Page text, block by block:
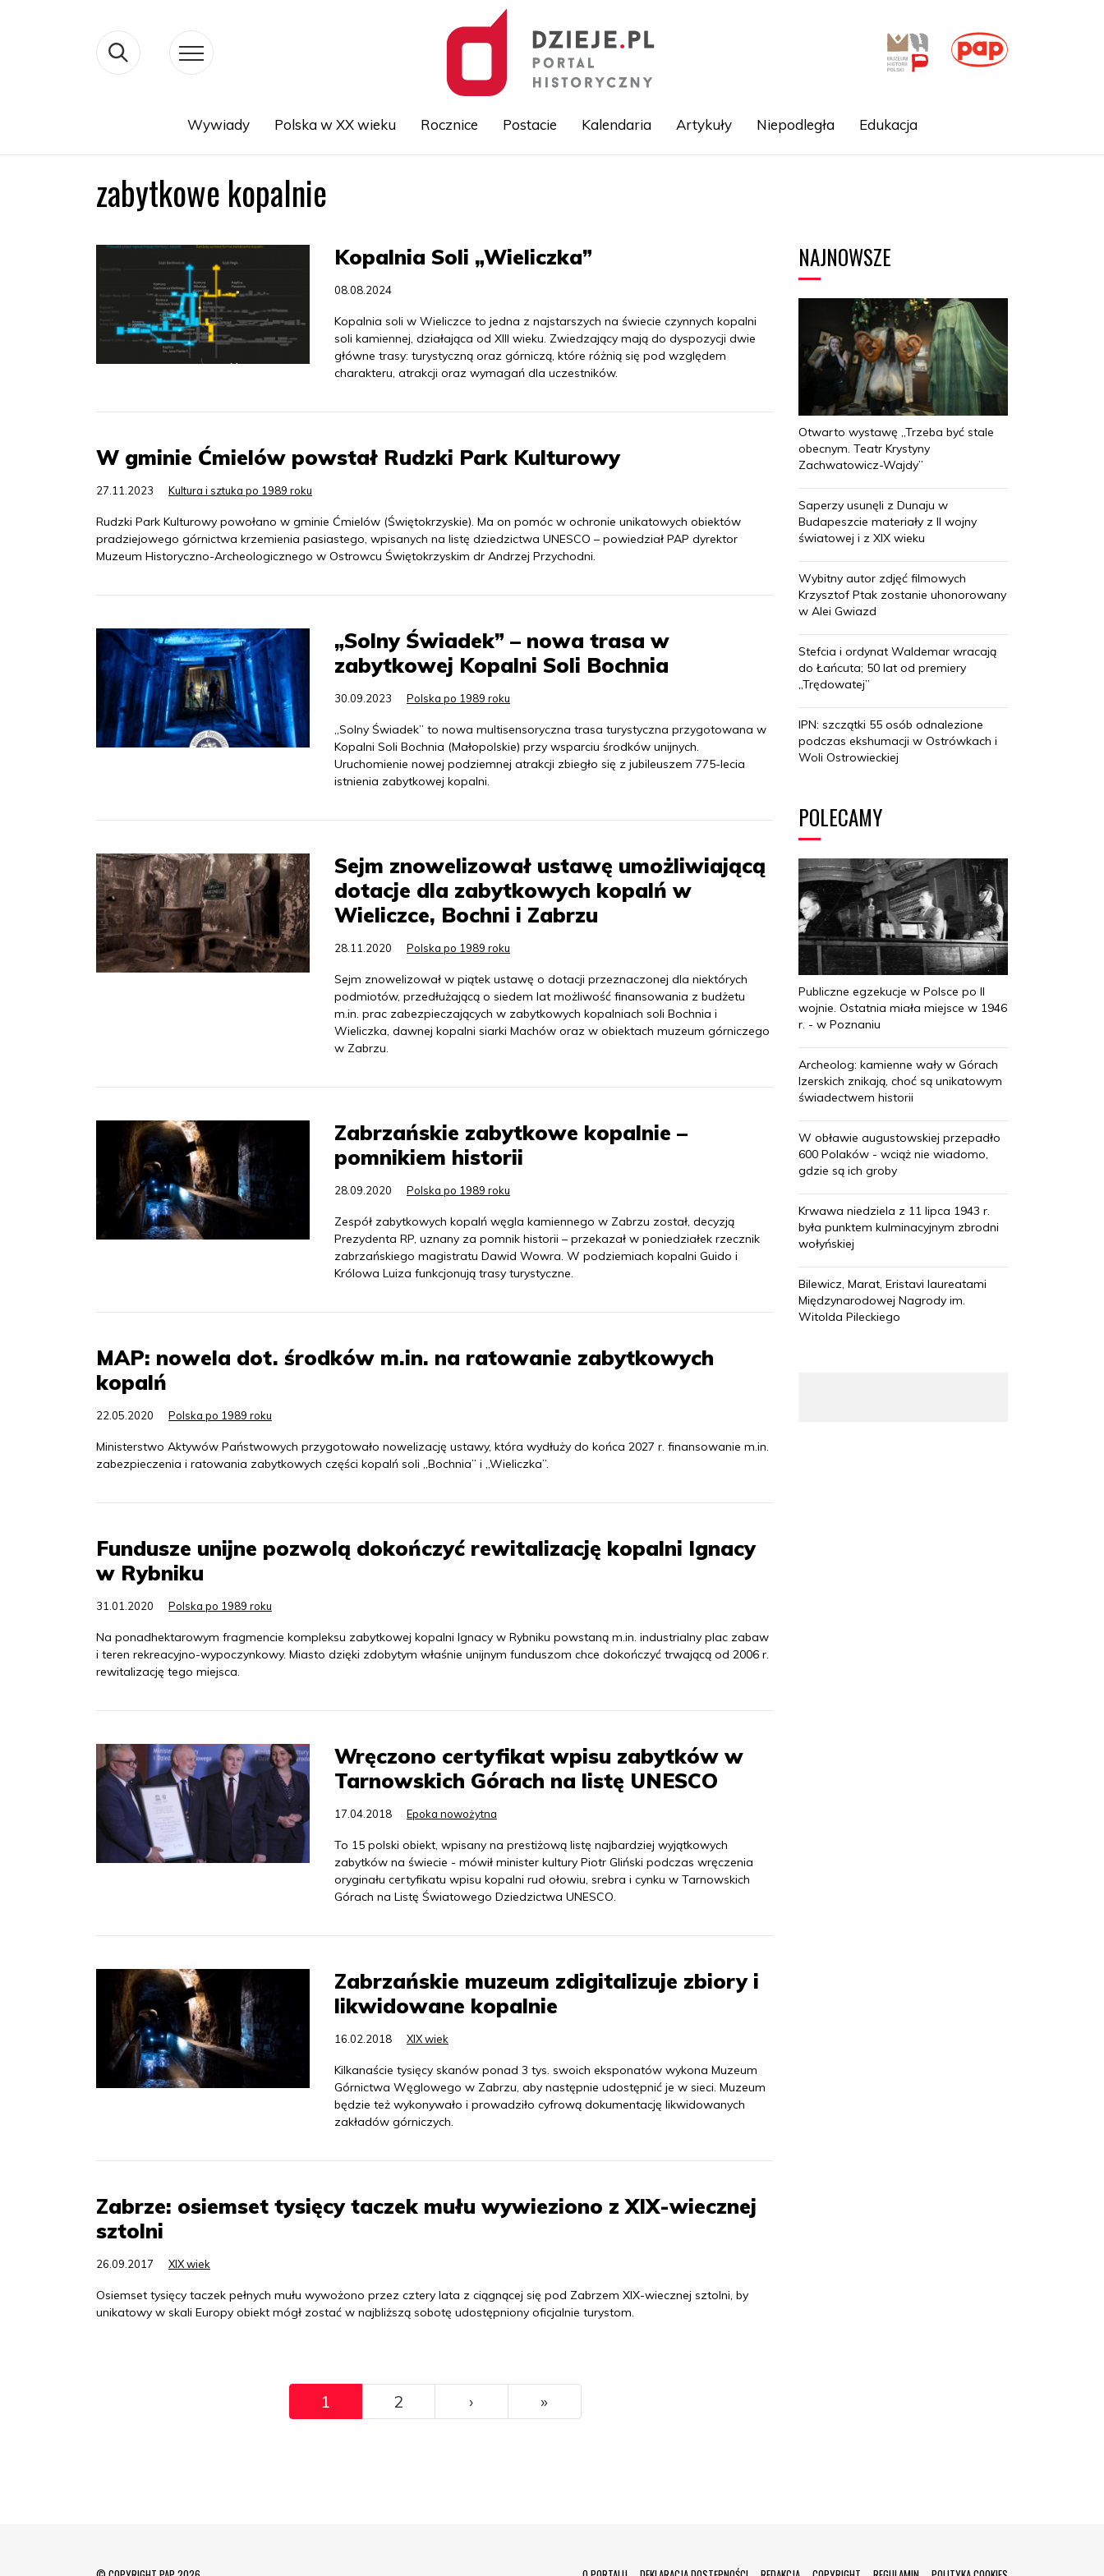
Wywiady Polska w XX wieku Rocznice Postacie Kalendaria Artykuły Niepodległa Edukacja
zabytkowe kopalnie
Kopalnia Soli „Wieliczka”
08.08.2024
Kopalnia soli w Wieliczce to jedna z najstarszych na świecie czynnych kopalni
soli kamiennej, działająca od XIII wieku. Zwiedzający mają do dyspozycji dwie
główne trasy: turystyczną oraz górniczą, które różnią się pod względem
charakteru, atrakcji oraz wymagań dla uczestników.
W gminie Ćmielów powstał Rudzki Park Kulturowy
27.11.2023 Kultura i sztuka po 1989 roku
Rudzki Park Kulturowy powołano w gminie Ćmielów (Świętokrzyskie). Ma on pomóc w ochronie unikatowych obiektów
pradziejowego górnictwa krzemienia pasiastego, wpisanych na listę dziedzictwa UNESCO – powiedział PAP dyrektor
Muzeum Historyczno-Archeologicznego w Ostrowcu Świętokrzyskim dr Andrzej Przychodni.
„Solny Świadek” – nowa trasa w
zabytkowej Kopalni Soli Bochnia
30.09.2023 Polska po 1989 roku
„Solny Świadek” to nowa multisensoryczna trasa turystyczna przygotowana w
Kopalni Soli Bochnia (Małopolskie) przy wsparciu środków unijnych.
Uruchomienie nowej podziemnej atrakcji zbiegło się z jubileuszem 775-lecia
istnienia zabytkowej kopalni.
Sejm znowelizował ustawę umożliwiającą
dotacje dla zabytkowych kopalń w
Wieliczce, Bochni i Zabrzu
28.11.2020 Polska po 1989 roku
Sejm znowelizował w piątek ustawę o dotacji przeznaczonej dla niektórych
podmiotów, przedłużającą o siedem lat możliwość finansowania z budżetu
m.in. prac zabezpieczających w zabytkowych kopalniach soli Bochnia i
Wieliczka, dawnej kopalni siarki Machów oraz w obiektach muzeum górniczego
w Zabrzu.
Zabrzańskie zabytkowe kopalnie –
pomnikiem historii
28.09.2020 Polska po 1989 roku
Zespół zabytkowych kopalń węgla kamiennego w Zabrzu został, decyzją
Prezydenta RP, uznany za pomnik historii – przekazał w poniedziałek rzecznik
zabrzańskiego magistratu Dawid Wowra. W podziemiach kopalni Guido i
Królowa Luiza funkcjonują trasy turystyczne.
MAP: nowela dot. środków m.in. na ratowanie zabytkowych
kopalń
22.05.2020 Polska po 1989 roku
Ministerstwo Aktywów Państwowych przygotowało nowelizację ustawy, która wydłuży do końca 2027 r. finansowanie m.in.
zabezpieczenia i ratowania zabytkowych części kopalń soli „Bochnia” i „Wieliczka”.
Fundusze unijne pozwolą dokończyć rewitalizację kopalni Ignacy
w Rybniku
31.01.2020 Polska po 1989 roku
Na ponadhektarowym fragmencie kompleksu zabytkowej kopalni Ignacy w Rybniku powstaną m.in. industrialny plac zabaw
i teren rekreacyjno-wypoczynkowy. Miasto dzięki zdobytym właśnie unijnym funduszom chce dokończyć trwającą od 2006 r.
rewitalizację tego miejsca.
Wręczono certyfikat wpisu zabytków w
Tarnowskich Górach na listę UNESCO
17.04.2018 Epoka nowożytna
To 15 polski obiekt, wpisany na prestiżową listę najbardziej wyjątkowych
zabytków na świecie - mówił minister kultury Piotr Gliński podczas wręczenia
oryginału certyfikatu wpisu kopalni rud ołowiu, srebra i cynku w Tarnowskich
Górach na Listę Światowego Dziedzictwa UNESCO.
Zabrzańskie muzeum zdigitalizuje zbiory i
likwidowane kopalnie
16.02.2018 XIX wiek
Kilkanaście tysięcy skanów ponad 3 tys. swoich eksponatów wykona Muzeum
Górnictwa Węglowego w Zabrzu, aby następnie udostępnić je w sieci. Muzeum
będzie też wykonywało i prowadziło cyfrową dokumentację likwidowanych
zakładów górniczych.
Zabrze: osiemset tysięcy taczek mułu wywieziono z XIX-wiecznej
sztolni
26.09.2017 XIX wiek
Osiemset tysięcy taczek pełnych mułu wywożono przez cztery lata z ciągnącej się pod Zabrzem XIX-wiecznej sztolni, by
unikatowy w skali Europy obiekt mógł zostać w najbliższą sobotę udostępniony oficjalnie turystom.
1 2 ››› »Ostatni
NAJNOWSZE
Otwarto wystawę „Trzeba być stale
obecnym. Teatr Krystyny
Zachwatowicz-Wajdy”
Saperzy usunęli z Dunaju w
Budapeszcie materiały z II wojny
światowej i z XIX wieku
Wybitny autor zdjęć filmowych
Krzysztof Ptak zostanie uhonorowany
w Alei Gwiazd
Stefcia i ordynat Waldemar wracają
do Łańcuta; 50 lat od premiery
„Trędowatej”
IPN: szczątki 55 osób odnalezione
podczas ekshumacji w Ostrówkach i
Woli Ostrowieckiej
POLECAMY
Publiczne egzekucje w Polsce po II
wojnie. Ostatnia miała miejsce w 1946
r. - w Poznaniu
Archeolog: kamienne wały w Górach
Izerskich znikają, choć są unikatowym
świadectwem historii
W obławie augustowskiej przepadło
600 Polaków - wciąż nie wiadomo,
gdzie są ich groby
Krwawa niedziela z 11 lipca 1943 r.
była punktem kulminacyjnym zbrodni
wołyńskiej
Bilewicz, Marat, Eristavi laureatami
Międzynarodowej Nagrody im.
Witolda Pileckiego